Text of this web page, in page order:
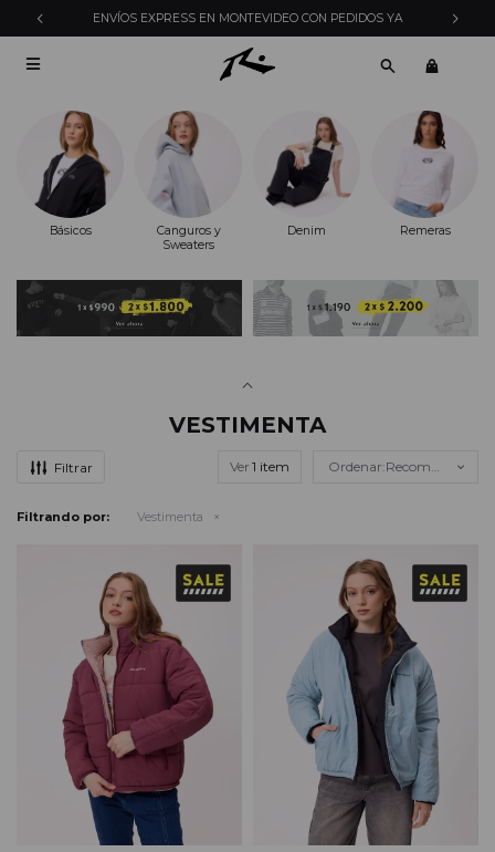
ENVÍOS EXPRESS EN MONTEVIDEO CON PEDIDOS YA

Básicos
Canguros y
Sweaters
Denim Remeras
VESTIMENTA
Ver Recomendados
Filtrando por: Vestimenta